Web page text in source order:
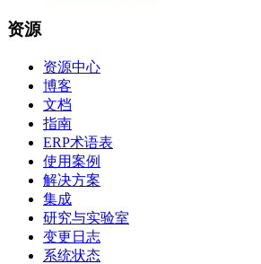
资源
资源中心
博客
文档
指南
ERP术语表
使用案例
解决方案
集成
研究与实验室
变更日志
系统状态